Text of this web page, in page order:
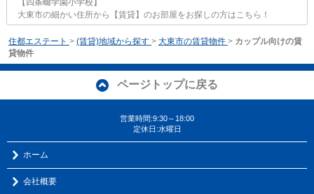
【四条畷学園小学校】
大東市の細かい住所から【賃貸】のお部屋をお探しの方はこちら！
住都エステート > (賃貸)地域から探す > 大東市の賃貸物件 > カップル向けの賃
貸物件
ページトップに戻る
営業時間:9:30～18:00
定休日:水曜日
ホーム
会社概要